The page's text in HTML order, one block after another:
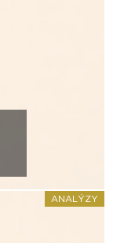
ANALÝZY